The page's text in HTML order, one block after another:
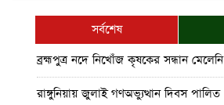
সর্বশেষ
ব্রহ্মপুত্র নদে নিখোঁজ কৃষকের সন্ধান মেলেনি
রাঙ্গুনিয়ায় জুলাই গণঅভ্যুত্থান দিবস পালিত